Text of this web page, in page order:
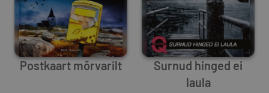
Postkaart mõrvarilt
Surnud hinged ei
laula